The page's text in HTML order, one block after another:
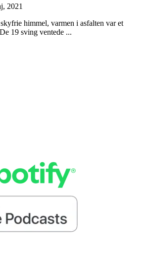
2021
himmel, varmen i asfalten var et
19 sving ventede ...